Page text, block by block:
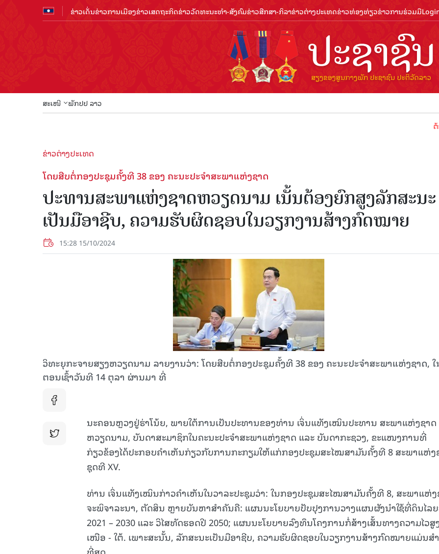
ຂ່າວເດັ່ນຂ່າວການເມືອງຂ່າວເສດຖະກິດຂ່າວວັດທະນະທຳ-ສັງຄົມຂ່າວສືກສາ-ກິລາຂ່າວຕ່າງປະເທດຂ່າວທ່ອງທ່ຽວຂ່າວການຮ່ວມມື
ສະເໜີ ພັກປປ ລາວ
ຕ້ອນຮັບ
ຂ່າວຕ່າງປະເທດ
ໂດຍສືບຕໍ່ກອງປະຊຸມຄັ້ງທີ 38 ຂອງ ຄະນະປະຈຳສະພາແຫ່ງຊາດ
ປະທານສະພາແຫ່ງຊາດຫວຽດນາມ ເນັ້ນຕ້ອງຍົກສູງລັກສະນະ
ເປັນມືອາຊີບ, ຄວາມຮັບຜິດຊອບໃນວຽກງານສ້າງກົດໝາຍ
15:28 15/10/2024
ວິທະຍຸກະຈາຍສຽງຫວຽດນາມ ລາຍງານວ່າ: ໂດຍສືບຕໍ່ກອງປະຊຸມຄັ້ງທີ 38 ຂອງ ຄະນະປະຈຳສະພາແຫ່ງຊາດ, ໃ
ຕອນເຊົ້າວັນທີ 14 ຕຸລາ ຜ່ານມາ ທີ່
ນະຄອນຫຼວງຢູ່ຮ່າໂນ້ຍ, ພາຍໃຕ້ການເປັນປະທານຂອງທ່ານ ເຈິ່ນແທັງເໝິນປະທານ ສະພາແຫ່ງຊາດ
ຫວຽດນາມ, ບັນດາສະມາຊິກໃນຄະນະປະຈຳສະພາແຫ່ງຊາດ ແລະ ບັນດາກະຊວງ, ຂະແໜງການທີ່
ກ່ຽວຂ້ອງໄດ້ປະກອບຄຳເຫັນກ່ຽວກັບການກະກຽມໃຫ້ແກ່ກອງປະຊຸມສະໄໝສາມັນຄັ້ງທີ 8 ສະພາແຫ່ງ
ຊຸດທີ XV.
ທ່ານ ເຈິ່ນແທັງເໝິນກ່າວຄຳເຫັນໃນວາລະປະຊຸມວ່າ: ໃນກອງປະຊຸມສະໄໝສາມັນຄັ້ງທີ 8, ສະພາແຫ່ງ
ຈະພິຈາລະນາ, ຕັດສິນ ຫຼາຍບັນຫາສຳຄັນຄື: ແຜນນະໂຍບາຍປັບປຸງການວາງແຜນຜັງນຳໃຊ້ທີ່ດິນໄລ
2021 – 2030 ແລະ ວິໄສທັດຮອດປີ 2050; ແຜນນະໂຍບາຍລົງທຶນໂຄງການກໍ່ສ້າງເສັ້ນທາງຄວາມໄວສູ
ເໜືອ - ໃຕ້. ເພາະສະນັ້ນ, ລັກສະນະເປັນມືອາຊີບ, ຄວາມຮັບຜິດຊອບໃນວຽກງານສ້າງກົດໝາຍແມ່ນສ